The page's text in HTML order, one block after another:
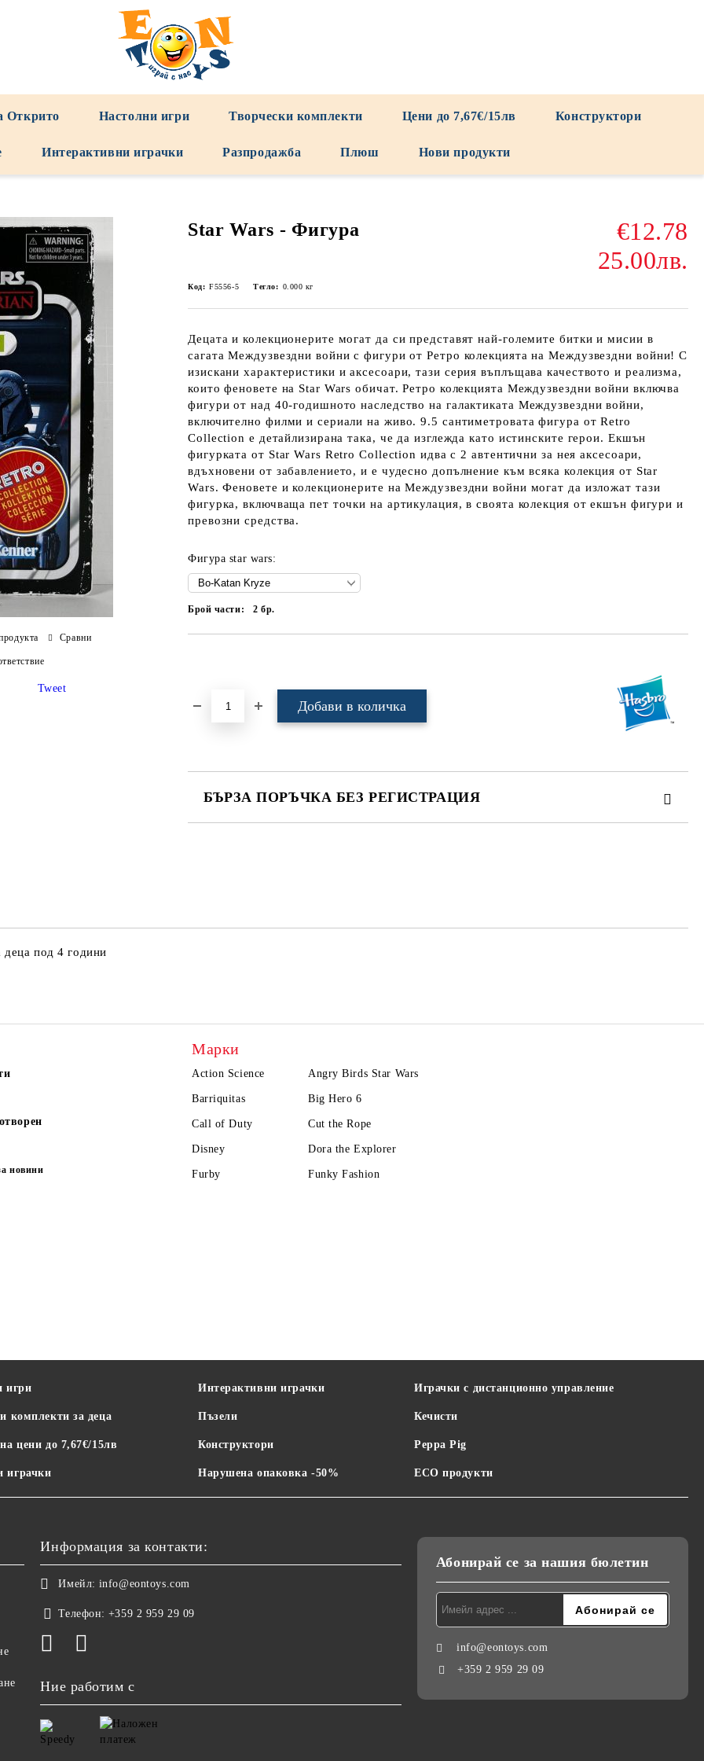
Открито Настолни игри Творчески комплекти Цени до 7,67€/15лв Конструктори
Интерактивни играчки Разпродажба Плюш Нови продукти
Star Wars - Фигура
€12.78
25.00лв.
Код: F5556-5 Тегло: 0.000 кг
Децата и колекционерите могат да си представят най-големите битки и мисии в
сагата Междузвездни войни с фигури от Ретро колекцията на Междузвездни войни! С
изискани характеристики и аксесоари, тази серия въплъщава качеството и реализма,
които феновете на Star Wars обичат. Ретро колекцията Междузвездни войни включва
фигури от над 40-годишното наследство на галактиката Междузвездни войни,
включително филми и сериали на живо. 9.5 сантиметровата фигура от Retro
Collection е детайлизирана така, че да изглежда като истинските герои. Екшън
фигурката от Star Wars Retro Collection идва с 2 автентични за нея аксесоари,
вдъхновени от забавлението, и е чудесно допълнение към всяка колекция от Star
Wars. Феновете и колекционерите на Междузвездни войни могат да изложат тази
фигурка, включваща пет точки на артикулация, в своята колекция от екшън фигури и
превозни средства.
Фигура star wars:
Брой части: 2бр.
БЪРЗА ПОРЪЧКА БЕЗ РЕГИСТРАЦИЯ
Сравни
Tweet
под 4 години
новини
Марки
Action Science Angry Birds Star Wars
Barriquitas Big Hero 6
Call of Duty Cut the Rope
Disney Dora the Explorer
Furby Funky Fashion
игри
комплекти за деца
цени до 7,67€/15лв
Интерактивни играчки
Пъзели
Конструктори
Нарушена опаковка -50%
Играчки с дистанционно управление
Кечисти
Peppa Pig
ECO продукти
Информация за контакти:
Имейл: info@eontoys.com
Телефон: +359 2 959 29 09
Ние работим с
Абонирай се за нашия бюлетин
info@eontoys.com
+359 2 959 29 09